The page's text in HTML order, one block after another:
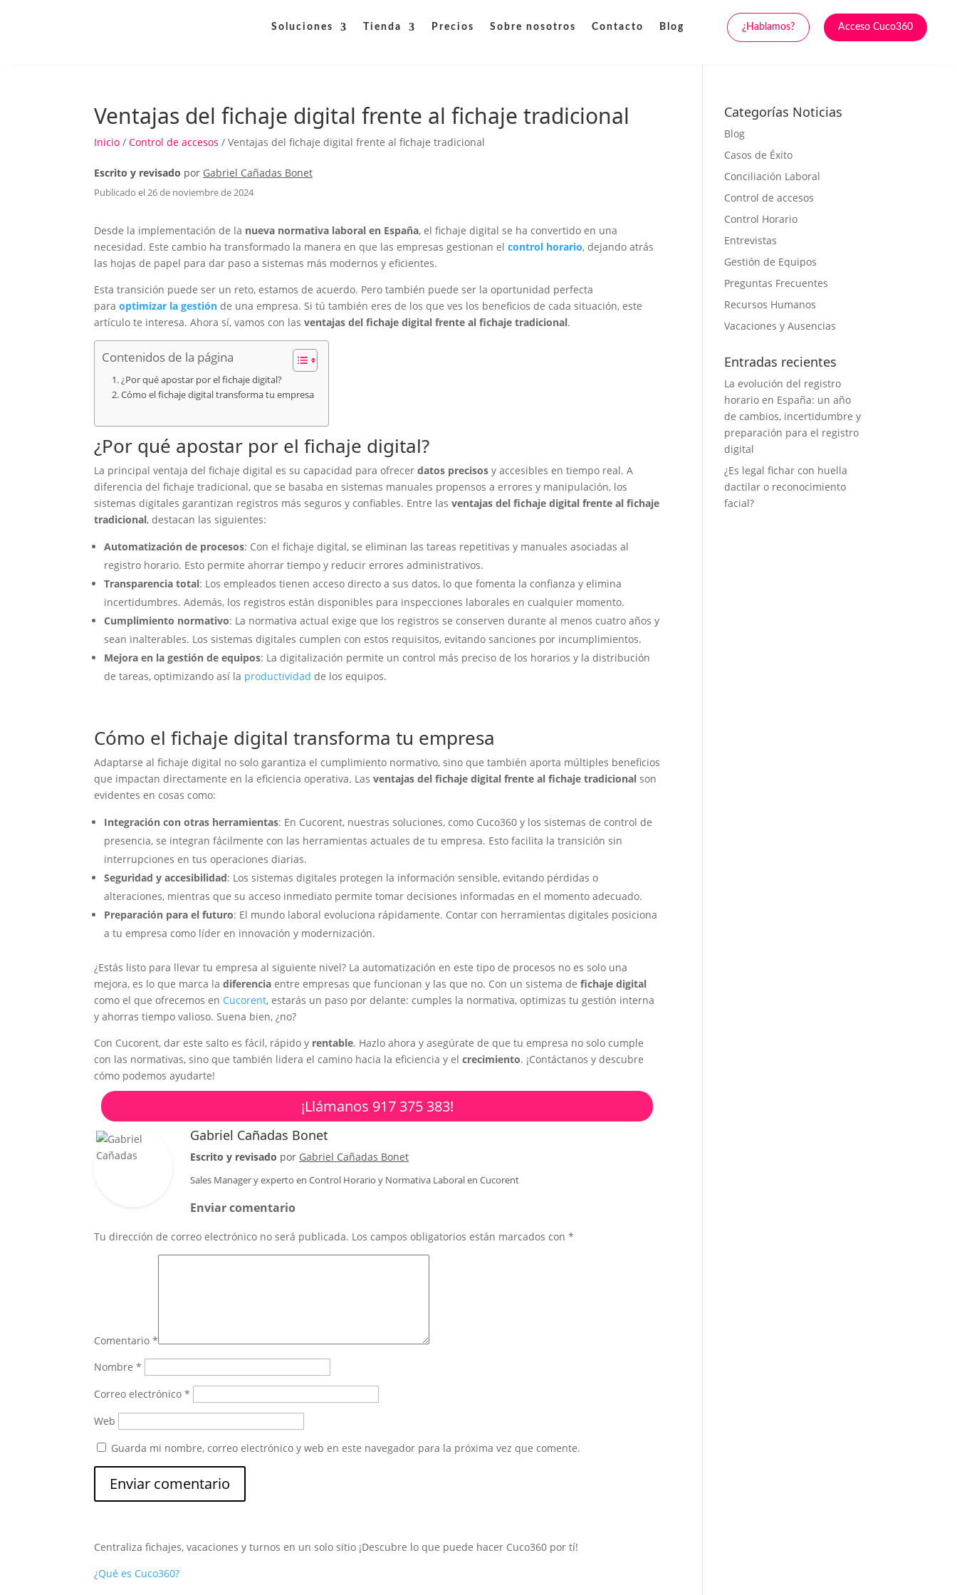
Soluciones Tienda Precios Sobre nosotros Contacto Blog ¿Hablamos? Acceso Cuco360
Ventajas del fichaje digital frente al fichaje tradicional
Inicio / Control de accesos / Ventajas del fichaje digital frente al fichaje tradicional
Escrito y revisado por Gabriel Cañadas Bonet
Publicado el 26 de noviembre de 2024
Desde la implementación de la nueva normativa laboral en España, el fichaje digital se ha convertido en una
necesidad. Este cambio ha transformado la manera en que las empresas gestionan el control horario, dejando atrás
las hojas de papel para dar paso a sistemas más modernos y eficientes.
Esta transición puede ser un reto, estamos de acuerdo. Pero también puede ser la oportunidad perfecta
para optimizar la gestión de una empresa. Si tú también eres de los que ves los beneficios de cada situación, este
artículo te interesa. Ahora sí, vamos con las ventajas del fichaje digital frente al fichaje tradicional.
Contenidos de la página
¿Por qué apostar por el fichaje digital?
Cómo el fichaje digital transforma tu empresa
¿Por qué apostar por el fichaje digital?
La principal ventaja del fichaje digital es su capacidad para ofrecer datos precisos y accesibles en tiempo real. A
diferencia del fichaje tradicional, que se basaba en sistemas manuales propensos a errores y manipulación, los
sistemas digitales garantizan registros más seguros y confiables. Entre las ventajas del fichaje digital frente al fichaje
tradicional, destacan las siguientes:
Automatización de procesos: Con el fichaje digital, se eliminan las tareas repetitivas y manuales asociadas al
registro horario. Esto permite ahorrar tiempo y reducir errores administrativos.
Transparencia total: Los empleados tienen acceso directo a sus datos, lo que fomenta la confianza y elimina
incertidumbres. Además, los registros están disponibles para inspecciones laborales en cualquier momento.
Cumplimiento normativo: La normativa actual exige que los registros se conserven durante al menos cuatro años y
sean inalterables. Los sistemas digitales cumplen con estos requisitos, evitando sanciones por incumplimientos.
Mejora en la gestión de equipos: La digitalización permite un control más preciso de los horarios y la distribución
de tareas, optimizando así la productividad de los equipos.
Cómo el fichaje digital transforma tu empresa
Adaptarse al fichaje digital no solo garantiza el cumplimiento normativo, sino que también aporta múltiples beneficios
que impactan directamente en la eficiencia operativa. Las ventajas del fichaje digital frente al fichaje tradicional son
evidentes en cosas como:
Integración con otras herramientas: En Cucorent, nuestras soluciones, como Cuco360 y los sistemas de control de
presencia, se integran fácilmente con las herramientas actuales de tu empresa. Esto facilita la transición sin
interrupciones en tus operaciones diarias.
Seguridad y accesibilidad: Los sistemas digitales protegen la información sensible, evitando pérdidas o
alteraciones, mientras que su acceso inmediato permite tomar decisiones informadas en el momento adecuado.
Preparación para el futuro: El mundo laboral evoluciona rápidamente. Contar con herramientas digitales posiciona
a tu empresa como líder en innovación y modernización.
¿Estás listo para llevar tu empresa al siguiente nivel? La automatización en este tipo de procesos no es solo una
mejora, es lo que marca la diferencia entre empresas que funcionan y las que no. Con un sistema de fichaje digital
como el que ofrecemos en Cucorent, estarás un paso por delante: cumples la normativa, optimizas tu gestión interna
y ahorras tiempo valioso. Suena bien, ¿no?
Con Cucorent, dar este salto es fácil, rápido y rentable. Hazlo ahora y asegúrate de que tu empresa no solo cumple
con las normativas, sino que también lidera el camino hacia la eficiencia y el crecimiento. ¡Contáctanos y descubre
cómo podemos ayudarte!
¡Llámanos 917 375 383!
Gabriel Cañadas Bonet
Escrito y revisado por Gabriel Cañadas Bonet
Sales Managery experto en Control Horario y Normativa Laboral en Cucorent
Enviar comentario
Tu dirección de correo electrónico no será publicada. Los campos obligatorios están marcados con *
Comentario *
Nombre *
Correo electrónico *
Web
Guarda mi nombre, correo electrónico y web en este navegador para la próxima vez que comente.
Centraliza fichajes, vacaciones y turnos en un solo sitio ¡Descubre lo que puede hacer Cuco360 por tí!
¿Qué es Cuco360?
Categorías Noticias
Blog
Casos de Éxito
Conciliación Laboral
Control de accesos
Control Horario
Entrevistas
Gestión de Equipos
Preguntas Frecuentes
Recursos Humanos
Vacaciones y Ausencias
Entradas recientes
La evolución del registro
horario en España: un año
de cambios, incertidumbre y
preparación para el registro
digital
¿Es legal fichar con huella
dactilar o reconocimiento
facial?